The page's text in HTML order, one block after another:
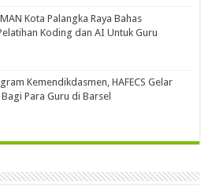
MAN Kota Palangka Raya Bahas
Koding dan AI Untuk Guru
Kemendikdasmen, HAFECS Gelar
Para Guru di Barsel